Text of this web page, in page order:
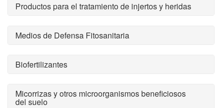
Productos para el tratamiento de injertos y heridas
Medios de Defensa Fitosanitaria
Biofertilizantes
Micorrizas y otros microorganismos beneficiosos
del suelo